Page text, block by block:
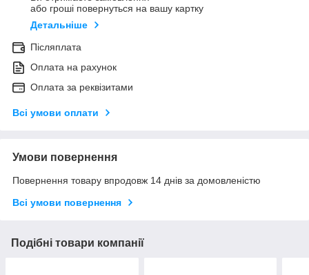
або гроші повернуться на вашу картку
Детальніше
Післяплата
Оплата на рахунок
Оплата за реквізитами
Всі умови оплати
Умови повернення
Повернення товару впродовж 14 днів за домовленістю
Всі умови повернення
Подібні товари компанії